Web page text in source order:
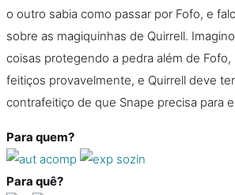
o outro sabia como passar por Fofo, e
sobre as magiquinhas de Quirrell.
coisas protegendo a pedra além de Fofo,
feitiços provavelmente, e Quirrell deve
contrafeitiço de que Snape precisa para
Para quem?
Para quê?